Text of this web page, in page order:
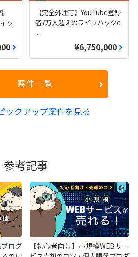
ッ
【完全外注可】YouTube登録
者7万人超えのライフハックc
...
¥6,750,000
案件一覧
ックアップ案件を見る
参考記事
ログ
【初心者向け】小規模WEBサー